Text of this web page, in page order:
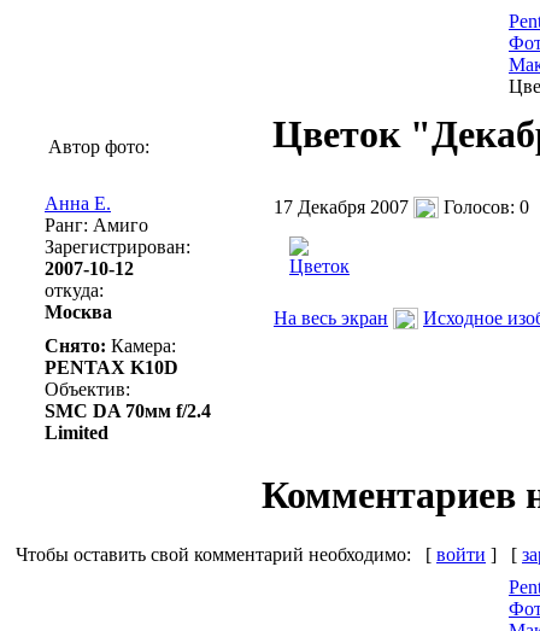
Автор фото: Цветок
Анна Е.
Ранг: Амиго
Зарегистрирован:
2007-10-12
откуда:
Москва
Снято: Камера:
PENTAX K10D
Объектив:
SMC DA 70мм f/2.4
Limited
17 Декабря 2007 Голосов: 0
На весь экран Исходное
Комментариев
Чтобы оставить свой комментарий необходимо: [ войти ] [